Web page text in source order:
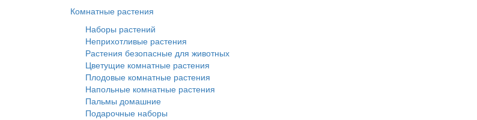
Комнатные растения
Наборы растений
Неприхотливые растения
Растения безопасные для животных
Цветущие комнатные растения
Плодовые комнатные растения
Напольные комнатные растения
Пальмы домашние
Подарочные наборы